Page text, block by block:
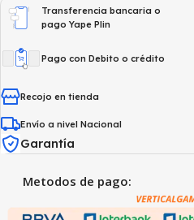
Transferencia bancaria o
pago Yape Plin
Pago con Debito o crédito
Recojo en tienda
Envío a nivel Nacional
Garantía
Metodos de pago: